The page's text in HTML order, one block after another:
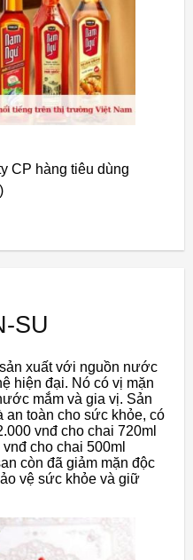
CP hàng tiêu dùng
SU
xuất với nguồn nước
hiện đại. Nó có vị mặn
mắm và gia vị. Sản
an toàn cho sức khỏe, có
vnđ cho chai 720ml
cho chai 500ml
còn đã giảm mặn độc
vệ sức khỏe và giữ